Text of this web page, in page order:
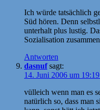
Ich würde tatsächlich
Süd hören. Denn
unterhalt plus lustig.
Sozialisation
Antworten
dasnuf sagt:
14. Juni 2006 um
vülleich wenn man es
natürlich so, dass man